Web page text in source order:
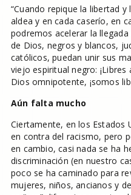
“Cuando repique la libertad
aldea y en cada caserío, en
podremos acelerar la
de Dios, negros y blancos,
católicos, puedan unir sus
viejo espiritual negro: ¡Libres
Dios omnipotente, ¡somos
Aún falta mucho
Ciertamente, en los Estados
en contra del racismo, pero
en cambio, casi nada se ha
discriminación (en nuestro
poco se ha caminado para
mujeres, niños, ancianos y